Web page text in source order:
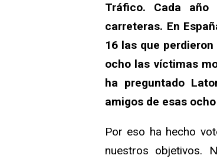
Tráfico. Cada año
carreteras. En
16 las que
ocho las víctimas
ha preguntado
amigos de esas
Por eso ha hecho
nuestros objetivos.